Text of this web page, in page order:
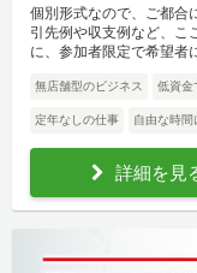
個別形式なので、ご都合
引先例や収支例など、こ
に、参加者限定で希望者
無店舗型のビジネス 低資金
定年なしの仕事 自由な時間
詳細を見